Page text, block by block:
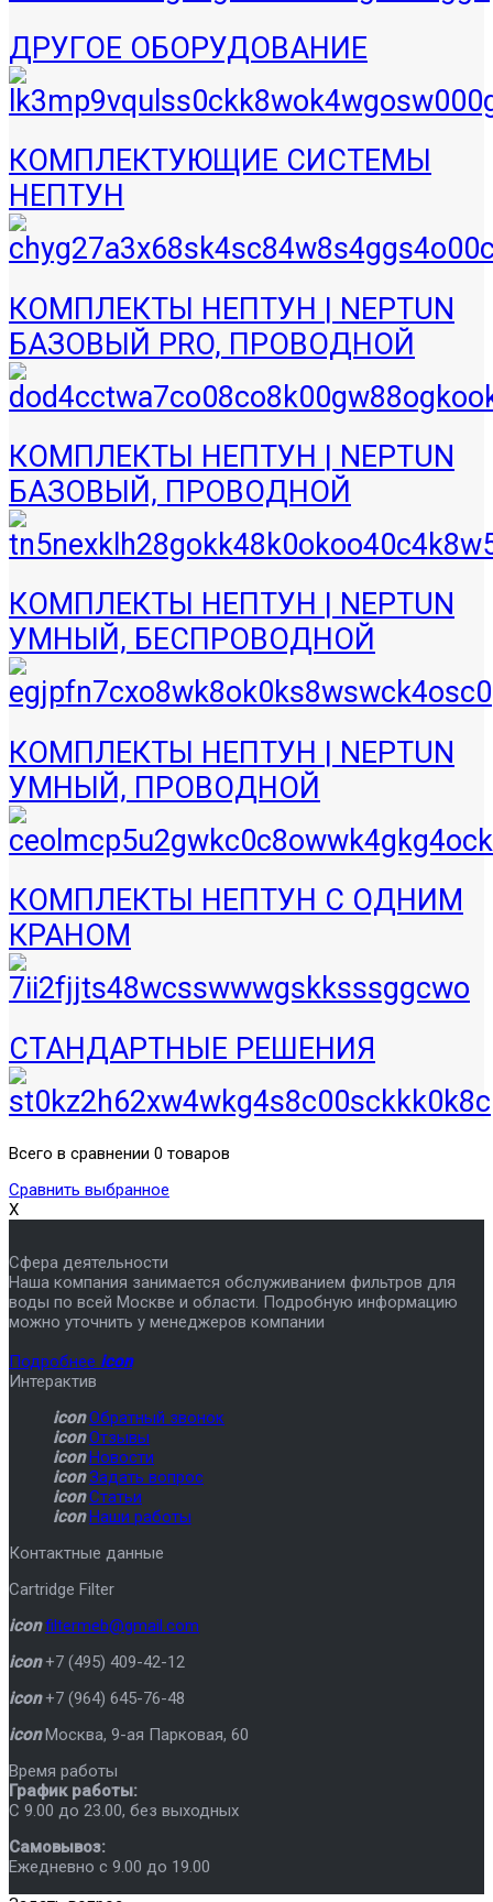
ДРУГОЕ ОБОРУДОВАНИЕ
КОМПЛЕКТУЮЩИЕ СИСТЕМЫ
НЕПТУН
КОМПЛЕКТЫ НЕПТУН | NEPTUN
БАЗОВЫЙ PRO, ПРОВОДНОЙ
КОМПЛЕКТЫ НЕПТУН | NEPTUN
БАЗОВЫЙ, ПРОВОДНОЙ
КОМПЛЕКТЫ НЕПТУН | NEPTUN
УМНЫЙ, БЕСПРОВОДНОЙ
КОМПЛЕКТЫ НЕПТУН | NEPTUN
УМНЫЙ, ПРОВОДНОЙ
КОМПЛЕКТЫ НЕПТУН С ОДНИМ
КРАНОМ
СТАНДАРТНЫЕ РЕШЕНИЯ
Всего в сравнении 0 товаров
Сравнить выбранное
X
Сфера деятельности
Наша компания занимается обслуживанием фильтров для
воды по всей Москве и области. Подробную информацию
можно уточнить у менеджеров компании
Подробнее icon
Интерактив
icon Обратный звонок
icon Отзывы
icon Новости
icon Задать вопрос
icon Статьи
icon Наши работы
Контактные данные
Cartridge Filter
icon filtermeb@gmail.com
icon +7 (495) 409-42-12
icon +7 (964) 645-76-48
icon Москва, 9-ая Парковая, 60
Время работы
График работы:
C 9.00 до 23.00, без выходных
Самовывоз:
Ежедневно с 9.00 до 19.00